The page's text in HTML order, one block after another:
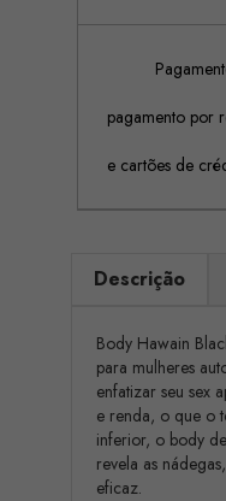
pagamento por
e cartões de
Descrição
Body Hawain
para mulheres
enfatizar seu sex
e renda, o que o
inferior, o body
revela as
eficaz.